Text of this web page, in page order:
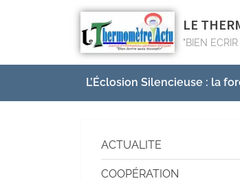
LE
"BIEN
L’Éclosion Silencieuse : la
ACTUALITE
COOPÉRATION